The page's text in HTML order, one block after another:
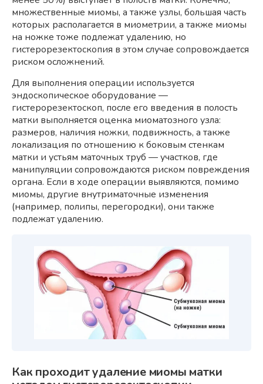
множественные миомы, а также узлы, большая часть
которых располагается в миометрии, а также миомы
на ножке тоже подлежат удалению, но
гистерорезектоскопия в этом случае сопровождается
риском осложнений.
Для выполнения операции используется
эндоскопическое оборудование —
гистерорезектоскоп, после его введения в полость
матки выполняется оценка миоматозного узла:
размеров, наличия ножки, подвижность, а также
локализация по отношению к боковым стенкам
матки и устьям маточных труб — участков, где
манипуляции сопровождаются риском повреждения
органа. Если в ходе операции выявляются, помимо
миомы, другие внутриматочные изменения
(например, полипы, перегородки), они также
подлежат удалению.
Как проходит удаление миомы матки